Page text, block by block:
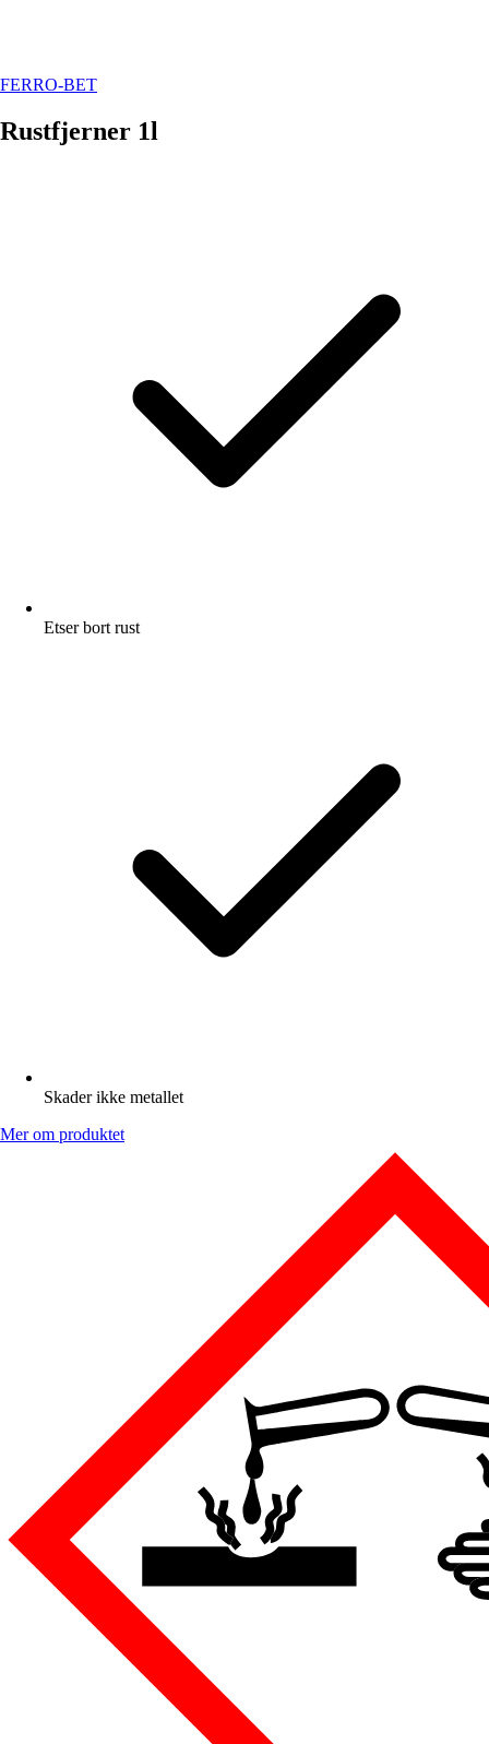
FERRO-BET
Rustfjerner 1l
Etser bort rust
Skader ikke metallet
Mer om produktet